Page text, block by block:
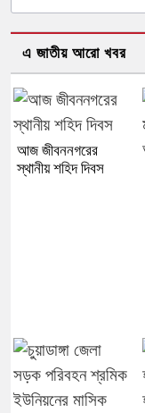
এ জাতীয় আরো খবর
আজ জীবননগরের
স্থানীয় শহিদ দিবস